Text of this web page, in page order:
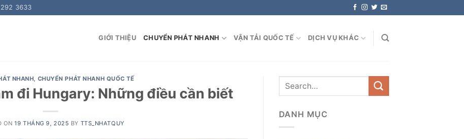
3633
GIỚI THIỆU CHUYỂN PHÁT NHANH VẬN TẢI QUỐC TẾ DỊCH VỤ KHÁC
NHANH, CHUYỂN PHÁT NHANH QUỐC TẾ
đi Hungary: Những điều cần biết
ON19 THÁNG 9, 2025 BY TTS_NHATQUY
DANH MỤC